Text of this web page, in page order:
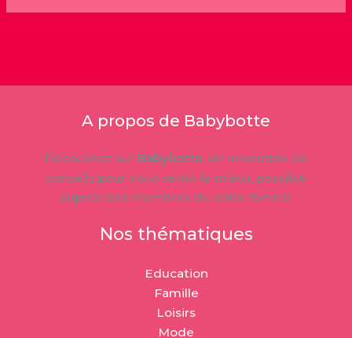
A propos de Babybotte
Découvrez sur Babybotte, un ensemble de
conseils pour vous sentir le mieux possible
auprès des membres de votre famille.
Nos thématiques
Education
Famille
Loisirs
Mode